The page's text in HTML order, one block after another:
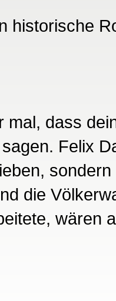
historische
mal, dass
Felix
die
wären